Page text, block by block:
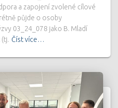
a zapojení zvolené cílové
půjde o osoby
03_24_078 jako B. Mladí
Číst více…